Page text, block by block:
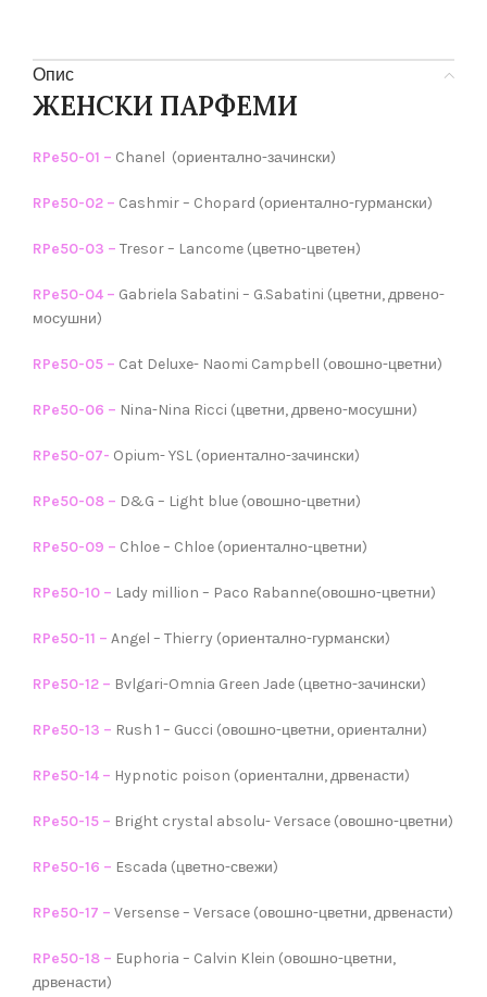
Опис
ЖЕНСКИ ПАРФЕМИ
RPe50-01 – Chanel (ориентално-зачински)
RPe50-02 – Cashmir – Chopard (ориентално-гурмански)
RPe50-03 – Tresor – Lancome (цветно-цветен)
RPe50-04 – Gabriela Sabatini – G.Sabatini (цветни, дрвено-
мосушни)
RPe50-05 – Cat Deluxe- Naomi Campbell (овошно-цветни)
RPe50-06 – Nina-Nina Ricci (цветни, дрвено-мосушни)
RPe50-07- Opium- YSL (ориентално-зачински)
RPe50-08 – D&G – Light blue (овошно-цветни)
RPe50-09 – Chloe – Chloe (ориентално-цветни)
RPe50-10 – Lady million – Paco Rabanne(овошно-цветни)
RPe50-11 – Angel – Thierry (ориентално-гурмански)
RPe50-12 – Bvlgari-Omnia Green Jade (цветно-зачински)
RPe50-13 – Rush 1 – Gucci (овошно-цветни, ориентални)
RPe50-14 – Hypnotic poison (ориентални, дрвенасти)
RPe50-15 – Bright crystal absolu- Versace (овошно-цветни)
RPe50-16 – Escada (цветно-свежи)
RPe50-17 – Versense – Versace (овошно-цветни, дрвенасти)
RPe50-18 – Euphoria – Calvin Klein (овошно-цветни,
дрвенасти)